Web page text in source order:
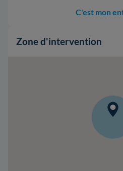
C'est mon
Zone d'intervention